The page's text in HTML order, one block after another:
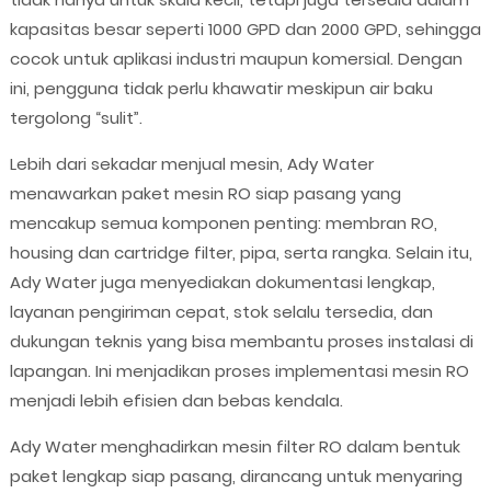
kapasitas besar seperti 1000 GPD dan 2000 GPD, sehingga
cocok untuk aplikasi industri maupun komersial. Dengan
ini, pengguna tidak perlu khawatir meskipun air baku
tergolong “sulit”.
Lebih dari sekadar menjual mesin, Ady Water
menawarkan paket mesin RO siap pasang yang
mencakup semua komponen penting: membran RO,
housing dan cartridge filter, pipa, serta rangka. Selain itu,
Ady Water juga menyediakan dokumentasi lengkap,
layanan pengiriman cepat, stok selalu tersedia, dan
dukungan teknis yang bisa membantu proses instalasi di
lapangan. Ini menjadikan proses implementasi mesin RO
menjadi lebih efisien dan bebas kendala.
Ady Water menghadirkan mesin filter RO dalam bentuk
paket lengkap siap pasang, dirancang untuk menyaring